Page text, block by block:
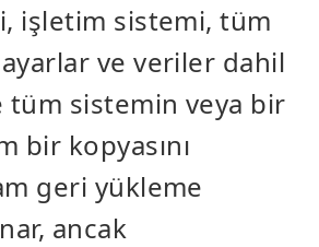
işletim sistemi, tüm
ve veriler dahil
tüm sistemin veya bir
bir kopyasını
geri yükleme
ancak